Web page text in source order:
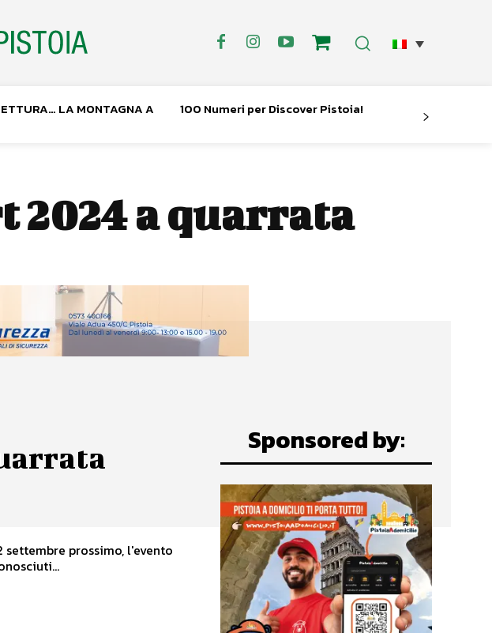
LA MONTAGNA A 100 Numeri per Discover Pistoia!
2024 a quarrata
prossimo, l'evento
conosciuti...
Sponsored by: